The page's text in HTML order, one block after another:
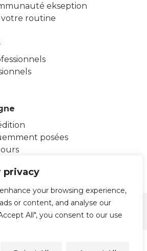
privacy
your browsing experience,
or content, and analyse our
All", you consent to our use
ekseption
votre routine
posées
Mentions légales
de confidentialité
Politique de cookies